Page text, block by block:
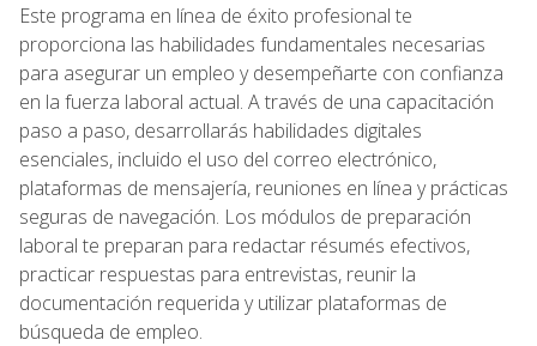
Este programa en línea de éxito profesional te
proporciona las habilidades fundamentales necesarias
para asegurar un empleo y desempeñarte con confianza
en la fuerza laboral actual. A través de una capacitación
paso a paso, desarrollarás habilidades digitales
esenciales, incluido el uso del correo electrónico,
plataformas de mensajería, reuniones en línea y prácticas
seguras de navegación. Los módulos de preparación
laboral te preparan para redactar résumés efectivos,
practicar respuestas para entrevistas, reunir la
documentación requerida y utilizar plataformas de
búsqueda de empleo.